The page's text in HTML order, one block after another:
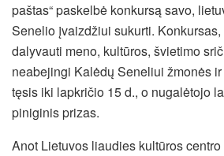
paštas“ paskelbė konkursą savo,
Senelio įvaizdžiui sukurti.
dalyvauti meno, kultūros, švietimo
neabejingi Kalėdų Seneliui žmonės
tęsis iki lapkričio 15 d., o nugalėtojo
piniginis prizas.
Anot Lietuvos liaudies kultūros